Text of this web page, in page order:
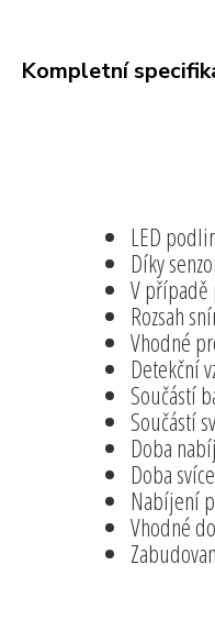
Kompletní
LED
Díky
V případě
Rozsah
Vhodné
Detekční
Součástí
Součástí
Doba
Doba
Nabíjení
Vhodné